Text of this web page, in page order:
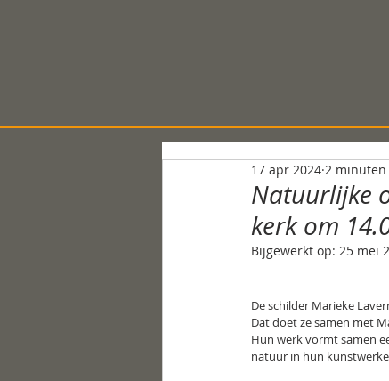
Natuurlijke
kerk om
17 apr 2024 2 minuten
Bijgewerkt op: 25 mei
De schilder Marieke
Dat doet ze samen met
Hun werk vormt samen
natuur in hun